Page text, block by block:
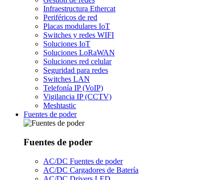
Infraestructura Ethercat
Periféricos de red
Placas modulares IoT
Switches y redes WIFI
Soluciones IoT
Soluciones LoRaWAN
Soluciones red celular
Seguridad para redes
Switches LAN
Telefonía IP (VoIP)
Vigilancia IP (CCTV)
Meshtastic
Fuentes de poder
Fuentes de poder
AC/DC Fuentes de poder
AC/DC Cargadores de Batería